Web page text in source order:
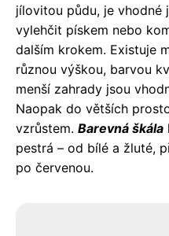
jílovitou půdu, je vhodné
vylehčit pískem nebo
dalším krokem. Existuje
různou výškou, barvou
menší zahrady jsou
Naopak do větších
vzrůstem. Barevná škála
pestrá – od bílé a žluté,
po červenou.